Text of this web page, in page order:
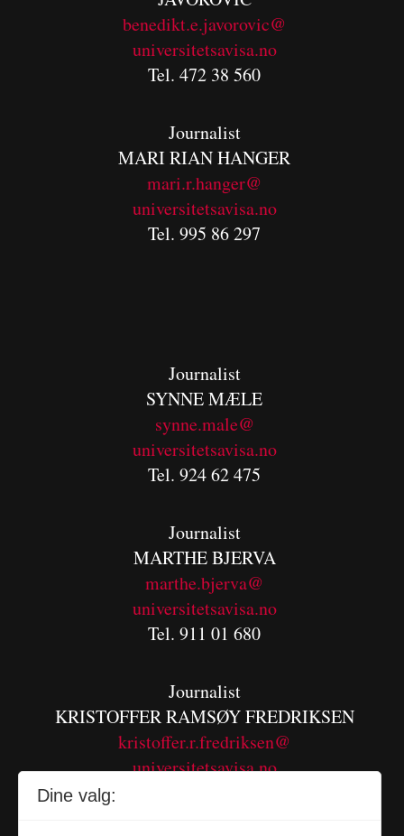
benedikt.e.javorovic@
universitetsavisa.no
Tel. 472 38 560
Journalist
MARI RIAN HANGER
mari.r.hanger@
universitetsavisa.no
Tel. 995 86 297
Journalist
SYNNE MÆLE
synne.male@
universitetsavisa.no
Tel. 924 62 475
Journalist
MARTHE BJERVA
marthe.bjerva@
universitetsavisa.no
Tel. 911 01 680
Journalist
KRISTOFFER RAMSØY FREDRIKSEN
kristoffer.r.fredriksen@
universitetsavisa.no
Dine valg: